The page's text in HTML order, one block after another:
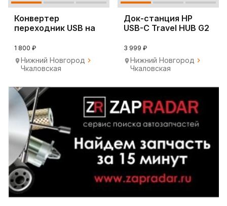
Конвертер
переходник USB на
UC2322
1 800 ₽
Нижний Новгород
Чкаловская
Док-станция HP
USB-C Travel HUB G2
3 999 ₽
Нижний Новгород
Чкаловская